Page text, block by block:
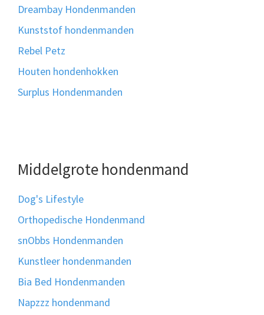
Dreambay Hondenmanden
Kunststof hondenmanden
Rebel Petz
Houten hondenhokken
Surplus Hondenmanden
Middelgrote hondenmand
Dog's Lifestyle
Orthopedische Hondenmand
snObbs Hondenmanden
Kunstleer hondenmanden
Bia Bed Hondenmanden
Napzzz hondenmand